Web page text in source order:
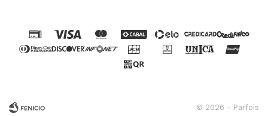
© 2026 - Parfois